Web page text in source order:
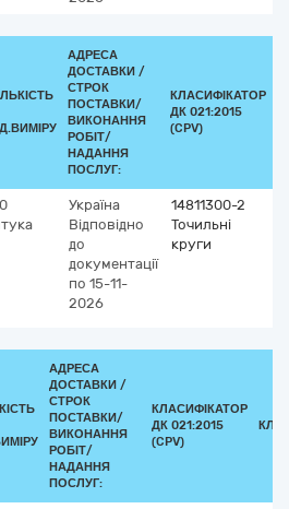
АДРЕСА
ДОСТАВКИ /
СТРОК
ПОСТАВКИ/
ВИКОНАННЯ
РОБІТ/
НАДАННЯ
ПОСЛУГ:
КЛАСИФІКАТОР
ДК 021:2015
(CPV)
Україна
Відповідно
до
документації
по 15-11-
2026
14811300-2
Точильні
круги
АДРЕСА
ДОСТАВКИ /
СТРОК
ПОСТАВКИ/
ВИКОНАННЯ
РОБІТ/
НАДАННЯ
ПОСЛУГ:
КЛАСИФІКАТОР
ДК 021:2015
(CPV)